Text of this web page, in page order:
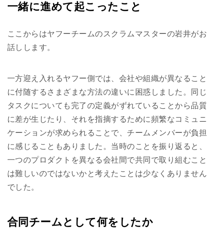
一緒に進めて起こったこと
ここからはヤフーチームのスクラムマスターの岩井がお
話しします。
一方迎え入れるヤフー側では、会社や組織が異なること
に付随するさまざまな方法の違いに困惑しました。同じ
タスクについても完了の定義がずれていることから品質
に差が生じたり、それを指摘するために頻繁なコミュニ
ケーションが求められることで、チームメンバーが負担
に感じることもありました。当時のことを振り返ると、
一つのプロダクトを異なる会社間で共同で取り組むこと
は難しいのではないかと考えたことは少なくありません
でした。
合同チームとして何をしたか